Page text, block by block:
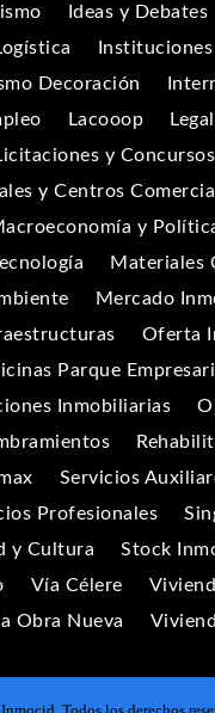
Ideas y Debates
Decoración
Lacooop
y Concursos
y Centros
y
Materiales
Mercado
Oferta
Parque
Inmobiliarias
Servicios
Profesionales
y Cultura
Stock
Vía Célere
Obra Nueva